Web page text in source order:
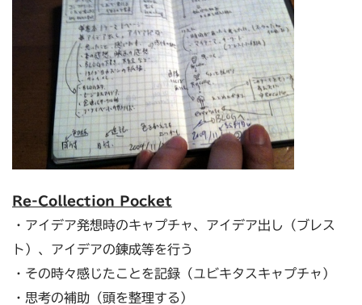
Re-Collection Pocket
・アイデア発想時のキャプチャ、アイデア出し（ブレス
ト）、アイデアの錬成等を行う
・その時々感じたことを記録（ユビキタスキャプチャ）
・思考の補助（頭を整理する）